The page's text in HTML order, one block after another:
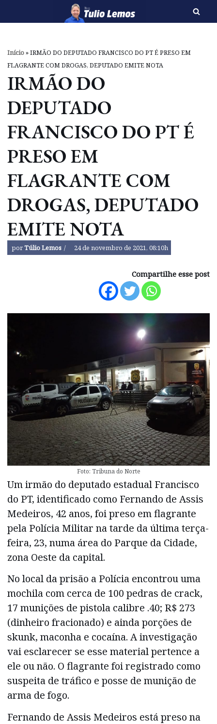
o
conteúdo
Início»IRMÃO DO DEPUTADO FRANCISCO DO PT É PRESO EM
FLAGRANTE COM DROGAS, DEPUTADO EMITE NOTA
IRMÃO DO
DEPUTADO
FRANCISCO DO PT É
PRESO EM
FLAGRANTE COM
DROGAS, DEPUTADO
EMITE NOTA
porTúlio Lemos 24 de novembro de 2021, 08:10h
Compartilhe esse post
Foto: Tribuna do Norte
Um irmão do deputado estadual Francisco
do PT, identificado como Fernando de Assis
Medeiros, 42 anos, foi preso em flagrante
pela Polícia Militar na tarde da última terça-
feira, 23, numa área do Parque da Cidade,
zona Oeste da capital.
No local da prisão a Polícia encontrou uma
mochila com cerca de 100 pedras de crack,
17 munições de pistola calibre .40; R$ 273
(dinheiro fracionado) e ainda porções de
skunk, maconha e cocaína. A investigação
vai esclarecer se esse material pertence a
ele ou não. O flagrante foi registrado como
suspeita de tráfico e posse de munição de
arma de fogo.
Fernando de Assis Medeiros está preso na